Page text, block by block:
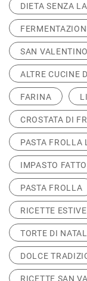
DIETA SENZA
SAN VALENTINO
ALTRE CUCINE
FARINA
CROSTATA DI
PASTA FROLLA
IMPASTO
PASTA FROLLA
RICETTE
TORTE DI
DOLCE
RICETTE SAN